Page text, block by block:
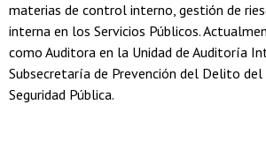
materias de control interno, gestión de
interna en los Servicios Públicos.
como Auditora en la Unidad de Auditoría
Subsecretaría de Prevención del Delito
Seguridad Pública.